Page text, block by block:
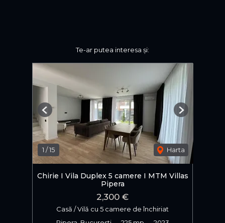
Te-ar putea interesa și:
1 /15 Harta
Previous Next
Chirie I Vila Duplex 5 camere I MTM Villas
Pipera
2,300 €
Casă / Vilă cu 5 camere de închiriat